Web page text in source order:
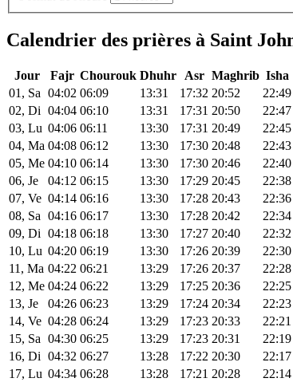
Calendrier des prières à Saint
Jour Fajr Chourouk Dhuhr Asr Maghrib Isha
01, Sa 04:02 06:09 13:31 17:32 20:52
22:49
02, Di 04:04 06:10 13:31 17:31 20:50
22:47
03, Lu 04:06 06:11 13:30 17:31 20:49
22:45
04, Ma 04:08 06:12 13:30 17:30 20:48
22:43
05, Me 04:10 06:14 13:30 17:30 20:46
22:40
06, Je
04:12 06:15 13:30 17:29 20:45
22:38
07, Ve 04:14 06:16 13:30 17:28 20:43
22:36
08, Sa 04:16 06:17 13:30 17:28 20:42
22:34
09, Di 04:18 06:18 13:30 17:27 20:40
22:32
10, Lu 04:20 06:19 13:30 17:26 20:39
22:30
11, Ma 04:22 06:21 13:29 17:26 20:37
22:28
12, Me 04:24 06:22 13:29 17:25 20:36
22:25
13, Je
04:26 06:23 13:29 17:24 20:34
22:23
14, Ve 04:28 06:24 13:29 17:23 20:33
22:21
15, Sa 04:30 06:25 13:29 17:23 20:31
22:19
16, Di 04:32 06:27 13:28 17:22 20:30
22:17
17, Lu 04:34 06:28 13:28 17:21 20:28
22:14